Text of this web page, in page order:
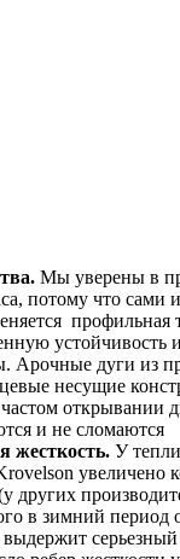
Мы уверены в
потому что сами
профильная
устойчивость
Арочные дуги из
несущие
открывании
и не сломаются
жесткость. У
увеличено
других
в зимний период